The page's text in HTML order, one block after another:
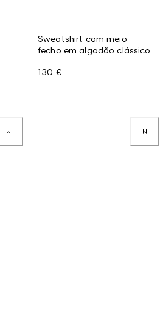
Sweatshirt com meio
fecho em algodão clássico
130 €